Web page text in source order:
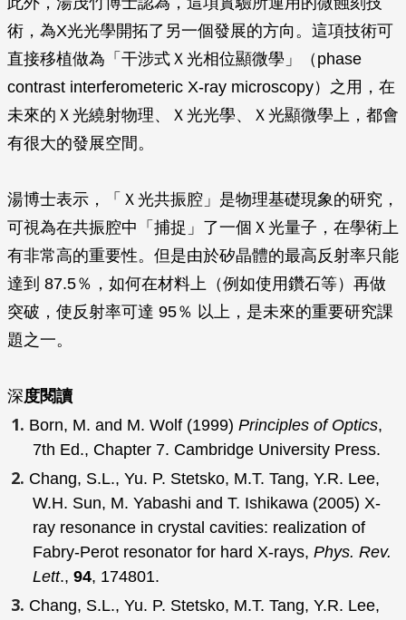
術，為X光光學開拓了另一個發展的方向。這項技術可
直接移植做為「干涉式Ｘ光相位顯微學」（phase
contrast interferometeric X-ray microscopy）之用，在
未來的Ｘ光繞射物理、Ｘ光光學、Ｘ光顯微學上，都會
有很大的發展空間。
湯博士表示，「Ｘ光共振腔」是物理基礎現象的研究，
可視為在共振腔中「捕捉」了一個Ｘ光量子，在學術上
有非常高的重要性。但是由於矽晶體的最高反射率只能
達到 87.5％，如何在材料上（例如使用鑽石等）再做
突破，使反射率可達 95％ 以上，是未來的重要研究課
題之一。
深度閱讀
Born, M. and M. Wolf (1999) Principles of Optics,
7th Ed., Chapter 7. Cambridge University Press.
Chang, S.L., Yu. P. Stetsko, M.T. Tang, Y.R. Lee,
W.H. Sun, M. Yabashi and T. Ishikawa (2005) X-
ray resonance in crystal cavities: realization of
Fabry-Perot resonator for hard X-rays, Phys. Rev.
Lett., 94, 174801.
Chang, S.L., Yu. P. Stetsko, M.T. Tang, Y.R. Lee,